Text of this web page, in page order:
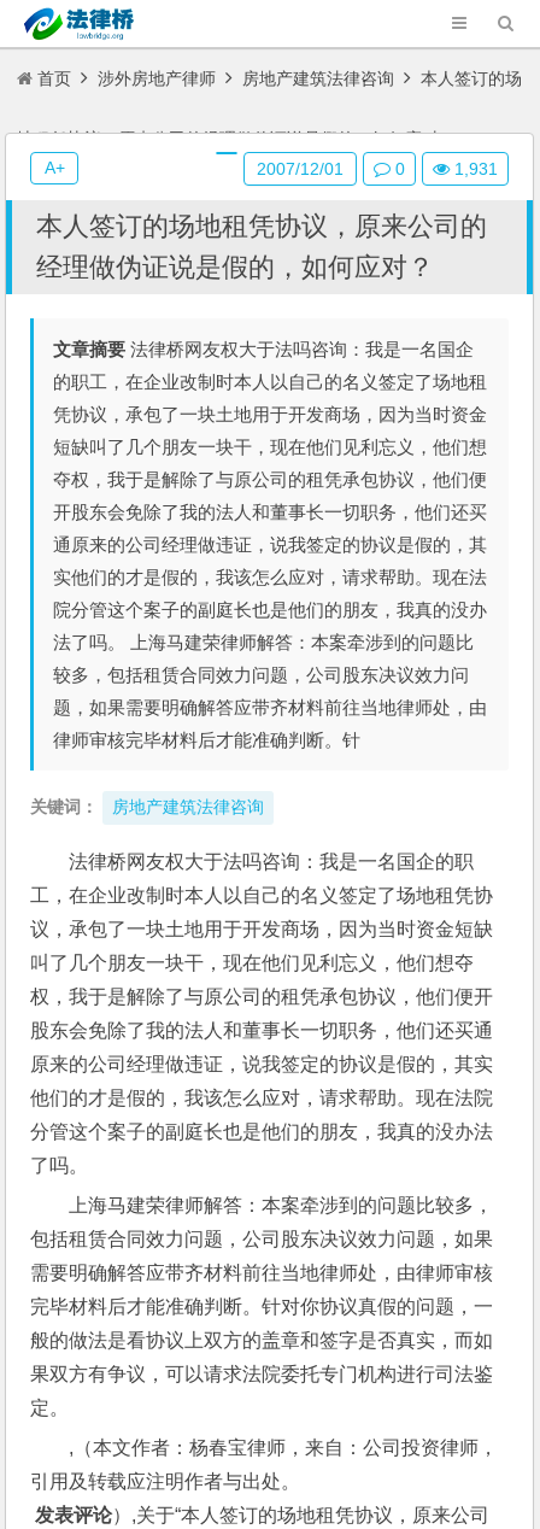
首页 涉外房地产律师 房地产建筑法律咨询 本人签订的场
地租凭协议，原来公司的经理做伪证说是假的，如何应对？
本人签订的场地租凭协议，原来公司的
经理做伪证说是假的，如何应对？
文章摘要 法律桥网友权大于法吗咨询：我是一名国企
的职工，在企业改制时本人以自己的名义签定了场地租
凭协议，承包了一块土地用于开发商场，因为当时资金
短缺叫了几个朋友一块干，现在他们见利忘义，他们想
夺权，我于是解除了与原公司的租凭承包协议，他们便
开股东会免除了我的法人和董事长一切职务，他们还买
通原来的公司经理做违证，说我签定的协议是假的，其
实他们的才是假的，我该怎么应对，请求帮助。现在法
院分管这个案子的副庭长也是他们的朋友，我真的没办
法了吗。 上海马建荣律师解答：本案牵涉到的问题比
较多，包括租赁合同效力问题，公司股东决议效力问
题，如果需要明确解答应带齐材料前往当地律师处，由
律师审核完毕材料后才能准确判断。针
关键词： 房地产建筑法律咨询
法律桥网友权大于法吗咨询：我是一名国企的职
工，在企业改制时本人以自己的名义签定了场地租凭协
议，承包了一块土地用于开发商场，因为当时资金短缺
叫了几个朋友一块干，现在他们见利忘义，他们想夺
权，我于是解除了与原公司的租凭承包协议，他们便开
股东会免除了我的法人和董事长一切职务，他们还买通
原来的公司经理做违证，说我签定的协议是假的，其实
他们的才是假的，我该怎么应对，请求帮助。现在法院
分管这个案子的副庭长也是他们的朋友，我真的没办法
了吗。
上海马建荣律师解答：本案牵涉到的问题比较多，
包括租赁合同效力问题，公司股东决议效力问题，如果
需要明确解答应带齐材料前往当地律师处，由律师审核
完毕材料后才能准确判断。针对你协议真假的问题，一
般的做法是看协议上双方的盖章和签字是否真实，而如
果双方有争议，可以请求法院委托专门机构进行司法鉴
定。
,（本文作者：杨春宝律师，来自：公司投资律师，
引用及转载应注明作者与出处。
发表评论）,关于“本人签订的场地租凭协议，原来公司
2007/12/01 0 1,931
A+